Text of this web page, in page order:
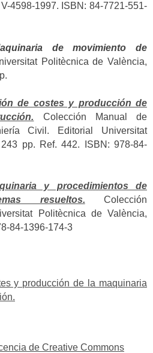
4598-1997. ISBN: 84-7721-551-
de movimiento de
Politècnica de València,
de costes y producción de
Colección Manual de
Civil. Editorial Universitat
pp. Ref. 442. ISBN: 978-84-
y procedimientos de
resueltos. Colección
Politècnica de València,
84-1396-174-3
y producción de la maquinaria
de Creative Commons